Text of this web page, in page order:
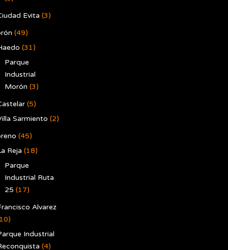
Evita (3)
(49)
(31)
Parque
Industrial
Morón (3)
(5)
Sarmiento (2)
(45)
Reja (18)
Parque
Industrial Ruta
25 (17)
Alvarez
Industrial
(4)